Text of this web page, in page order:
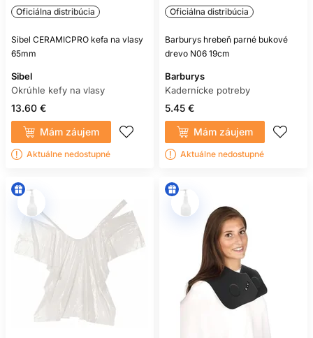
Oficiálna distribúcia
Sibel CERAMICPRO kefa na vlasy
65mm
Sibel
Okrúhle kefy na vlasy
13.60 €
Mám záujem
Aktuálne nedostupné
Oficiálna distribúcia
Barburys hrebeň parné bukové
drevo N06 19cm
Barburys
Kadernícke potreby
5.45 €
Mám záujem
Aktuálne nedostupné